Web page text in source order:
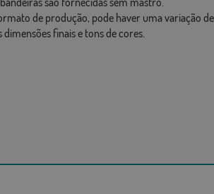
de produção, pode haver uma variação de
finais e tons de cores.